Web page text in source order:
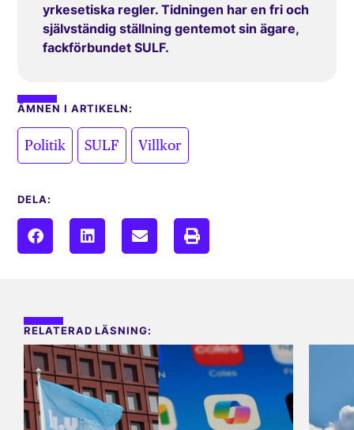
yrkesetiska regler. Tidningen har en fri och
självständig ställning gentemot sin ägare,
fackförbundet SULF.
ÄMNEN I ARTIKELN:
Politik SULF Villkor
DELA:
RELATERAD LÄSNING: